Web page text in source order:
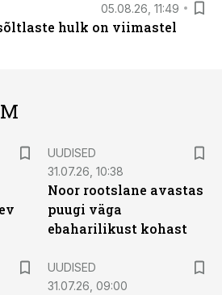
05.08.26, 11:49
hulk on viimastel
UUDISED
31.07.26, 10:38
Noor rootslane avastas
puugi väga
ebaharilikust kohast
UUDISED
31.07.26, 09:00